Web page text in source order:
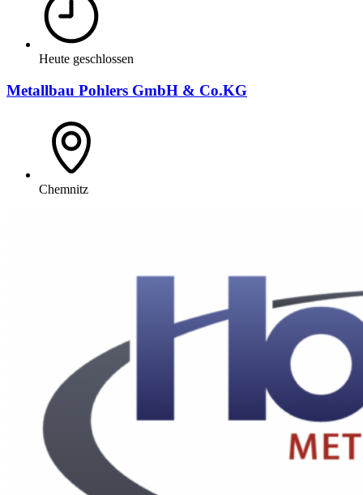
Heute geschlossen
Metallbau Pohlers GmbH & Co.KG
Chemnitz